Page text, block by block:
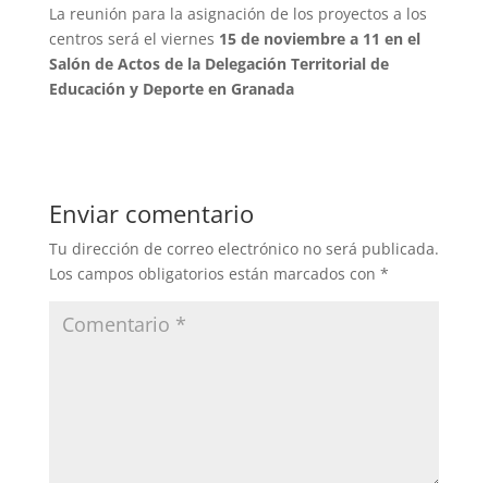
La reunión para la asignación de los proyectos a los
centros será el viernes 15 de noviembre a 11 en el
Salón de Actos de la Delegación Territorial de
Educación y Deporte en Granada
Enviar comentario
Tu dirección de correo electrónico no será publicada.
Los campos obligatorios están marcados con *